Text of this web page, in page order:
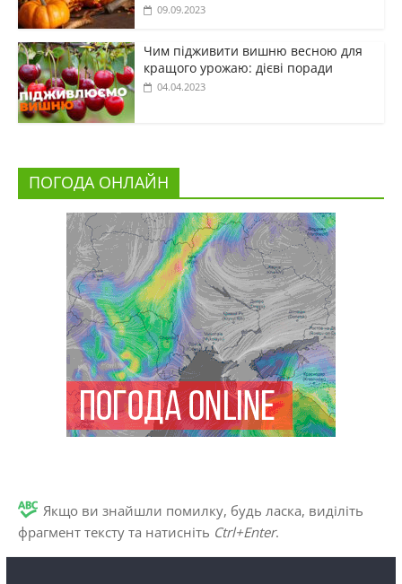
09.09.2023
Чим підживити вишню весною для
кращого урожаю: дієві поради
04.04.2023
ПОГОДА ОНЛАЙН
Якщо ви знайшли помилку, будь ласка, виділіть
фрагмент тексту та натисніть Ctrl+Enter.